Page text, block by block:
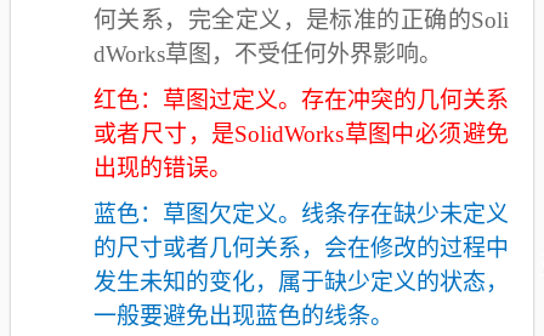
何关系，完全定义，是标准的正确的Soli
dWorks草图，不受任何外界影响。
红色：草图过定义。存在冲突的几何关系
或者尺寸，是SolidWorks草图中必须避免
出现的错误。
蓝色：草图欠定义。线条存在缺少未定义
的尺寸或者几何关系，会在修改的过程中
发生未知的变化，属于缺少定义的状态，
一般要避免出现蓝色的线条。